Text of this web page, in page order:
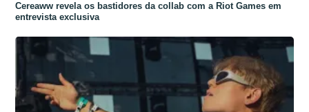
Cereaww revela os bastidores da collab com a Riot Games em
entrevista exclusiva